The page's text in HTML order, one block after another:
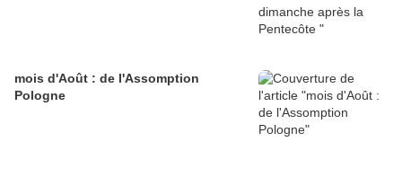
mois d'Août : de l'Assomption
Pologne